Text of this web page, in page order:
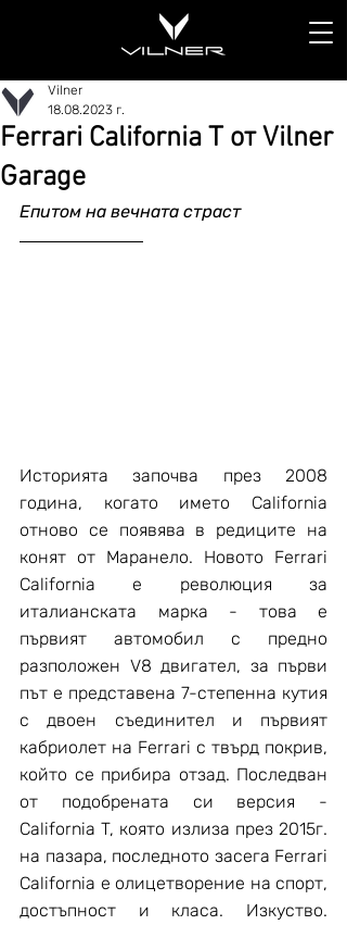
Ferrari California T от Vilner
Garage
Vilner
18.08.2023 г.
Епитом на вечната страст
Историята започва през 2008
година, когато името California
отново се появява в редиците на
конят от Маранело. Новото Ferrari
California е революция за
италианската марка - това е
първият автомобил с предно
разположен V8 двигател, за първи
път е представена 7-степенна кутия
с двоен съединител и първият
кабриолет на Ferrari с твърд покрив,
който се прибира отзад. Последван
от подобрената си версия -
California T, която излиза през 2015г.
на пазара, последното засега Ferrari
California е олицетворение на спорт,
достъпност и класа. Изкуство.